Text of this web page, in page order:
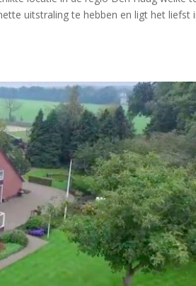
uitstraling te hebben en ligt het liefst